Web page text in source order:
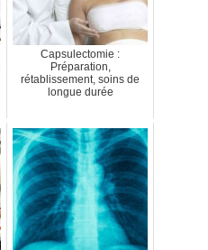
Capsulectomie :
Préparation,
rétablissement, soins de
longue durée